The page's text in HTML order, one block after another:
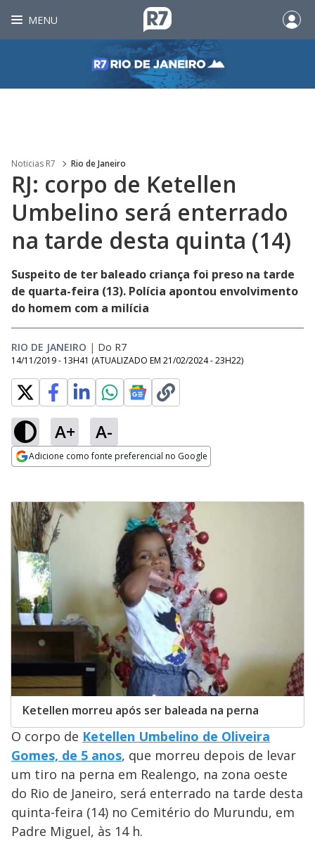
MENU
Noticias R7 Rio de Janeiro
RJ: corpo de Ketellen
Umbelino será enterrado
na tarde desta quinta (14)
Suspeito de ter baleado criança foi preso na tarde
de quarta-feira (13). Polícia apontou envolvimento
do homem com a milícia
RIO DE JANEIRO | Do R7
14/11/2019 - 13H41 (ATUALIZADO EM 21/02/2024 - 23H22)
A+ A-
Adicione como fonte preferencial no Google
Ketellen morreu após ser baleada na perna
O corpo de Ketellen Umbelino de Oliveira
Gomes, de 5 anos, que morreu depois de levar
um tiro na perna em Realengo, na zona oeste
do Rio de Janeiro, será enterrado na tarde desta
quinta-feira (14) no Cemitério do Murundu, em
Padre Miguel, às 14 h.